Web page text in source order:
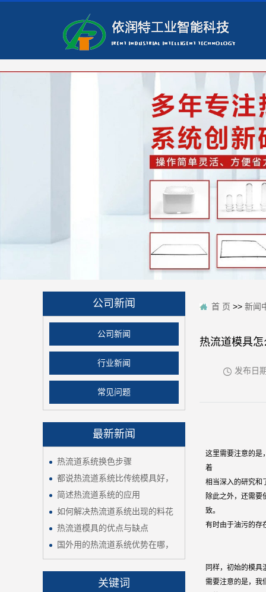
公司新闻
公司新闻
行业新闻
常见问题
最新新闻
热流道系统换色步骤
都说热流道系统比传统模具好，
简述热流道系统的应用
如何解决热流道系统出现的料花
热流道模具的优点与缺点
国外用的热流道系统优势在哪，
关键词
首 页 >> 新闻
热流道模具怎
发布日期
这里需要注意的是
着
相当深入的研究和
除此之外，还需
致。
有时由于油污的存
同样，初始的模具
需要注意的是，我